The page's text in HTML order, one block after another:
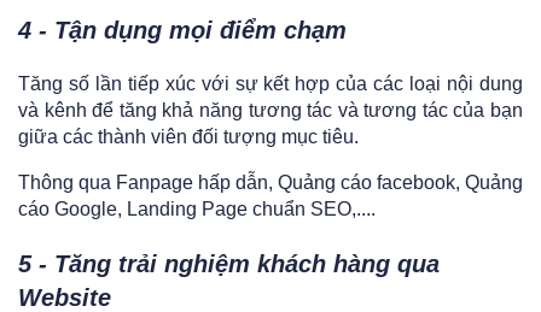
4 - Tận dụng mọi điểm chạm
Tăng số lần tiếp xúc với sự kết hợp của các loại nội dung
và kênh để tăng khả năng tương tác và tương tác của bạn
giữa các thành viên đối tượng mục tiêu.
Thông qua Fanpage hấp dẫn, Quảng cáo facebook, Quảng
cáo Google, Landing Page chuẩn SEO,....
5 - Tăng trải nghiệm khách hàng qua
Website